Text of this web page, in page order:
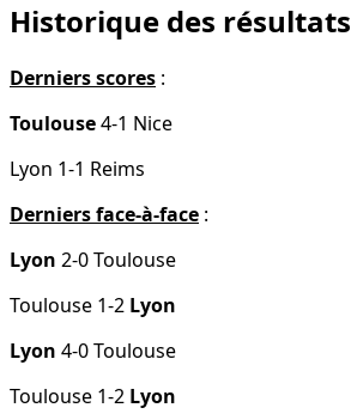
Historique des résultats
Derniers scores :
Toulouse4-1 Nice
Lyon 1-1 Reims
Derniers face-à-face :
Lyon 2-0 Toulouse
Toulouse 1-2 Lyon
Lyon 4-0 Toulouse
Toulouse 1-2 Lyon